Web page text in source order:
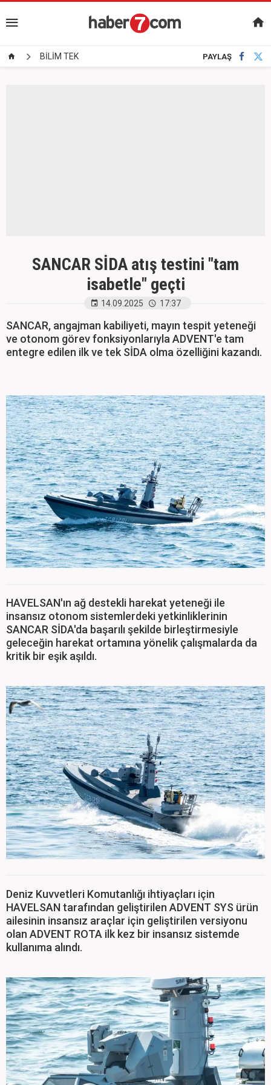
BİLİM TEK PAYLAŞ
SANCAR SİDA atış testini "tam
isabetle" geçti
14.09.2025 17:37
SANCAR, angajman kabiliyeti, mayın tespit yeteneği
ve otonom görev fonksiyonlarıyla ADVENT'e tam
entegre edilen ilk ve tek SİDA olma özelliğini kazandı.
HAVELSAN'ın ağ destekli harekat yeteneği ile
insansız otonom sistemlerdeki yetkinliklerinin
SANCAR SİDA'da başarılı şekilde birleştirmesiyle
geleceğin harekat ortamına yönelik çalışmalarda da
kritik bir eşik aşıldı.
Deniz Kuvvetleri Komutanlığı ihtiyaçları için
HAVELSAN tarafından geliştirilen ADVENT SYS ürün
ailesinin insansız araçlar için geliştirilen versiyonu
olan ADVENT ROTA ilk kez bir insansız sistemde
kullanıma alındı.